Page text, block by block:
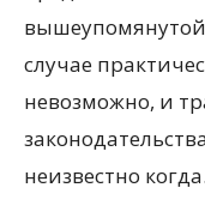
случае
невозможно, и
неизвестно когда.